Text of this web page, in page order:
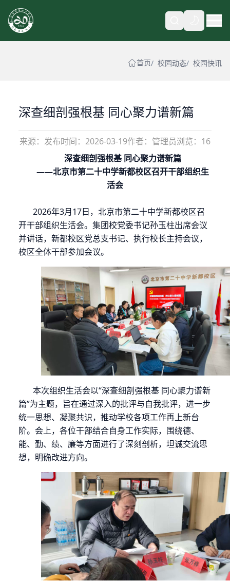
自动
首页 校园动态 校园快讯
深查细剖强根基 同心聚力谱新篇
来源： 发布时间： 2026-03-19作者：管理员浏览：16
深查细剖强根基 同心聚力谱新篇
——北京市第二十中学新都校区召开干部组织生
活会
2026年3月17日，北京市第二十中学新都校区召
开干部组织生活会。集团校党委书记孙玉柱出席会议
并讲话，新都校区党总支书记、执行校长主持会议，
校区全体干部参加会议。
本次组织生活会以“深查细剖强根基 同心聚力谱新
篇”为主题，旨在通过深入的批评与自我批评，进一步
统一思想、凝聚共识，推动学校各项工作再上新台
阶。会上，各位干部结合自身工作实际，围绕德、
能、勤、绩、廉等方面进行了深刻剖析，坦诚交流思
想，明确改进方向。